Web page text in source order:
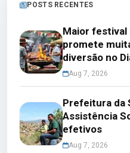
POSTS RECENTES
Maior festival
promete
diversão no
Aug 7, 2026
Prefeitura da
Assistência
efetivos
Aug 7, 2026